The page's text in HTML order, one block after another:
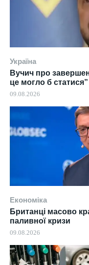
Україна
Вучич про
це могло б статися”
09.08.2026
Економіка
Британці масово
паливної кризи
09.08.2026